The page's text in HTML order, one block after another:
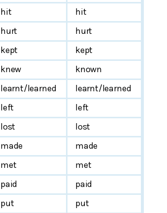
hit
hit
hurt
hurt
kept
kept
knew
known
learnt/learned
learnt/learned
left
left
lost
lost
made
made
met
met
paid
paid
put put